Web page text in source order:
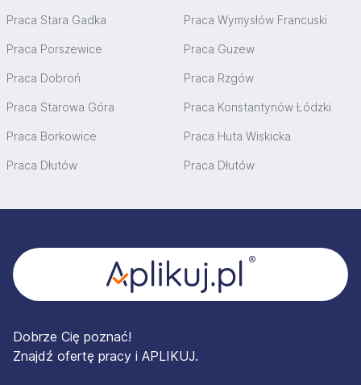
Praca Stara Gadka Praca Wymysłów Francuski
Praca Porszewice Praca Guzew
Praca Dobroń Praca Rzgów
Praca Starowa Góra Praca Konstantynów Łódzki
Praca Borkowice Praca Huta Wiskicka
Praca Dłutów Praca Dłutów
Dobrze Cię poznać!
Znajdź ofertę pracy i APLIKUJ.